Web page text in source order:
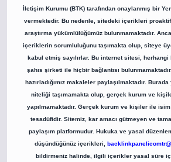
İletişim Kurumu (BTK) tarafından onaylanmış bir
vermektedir. Bu nedenle, sitedeki içerikleri
araştırma yükümlülüğümüz bulunmamaktadır.
içeriklerin sorumluluğunu taşımakta olup, siteye
kabul etmiş sayılırlar. Bu internet sitesi,
şahıs şirketi ile hiçbir bağlantısı
hazırladığımız makaleler paylaşılmaktadır.
niteliği taşımamakta olup, gerçek kurum ve
yapılmamaktadır. Gerçek kurum ve kişiler ile
tesadüfidir. Sitemiz, kar amacı gütmeyen ve
paylaşım platformudur. Hukuka ve yasal
düşündüğünüz içerikleri,
bildirmeniz halinde, ilgili içerikler yasal süre